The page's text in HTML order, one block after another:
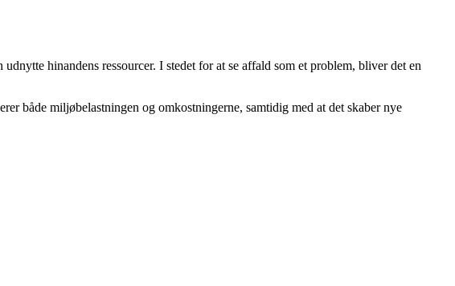
hinandens ressourcer. I stedet for at se affald som et problem, bliver det en
både miljøbelastningen og omkostningerne, samtidig med at det skaber nye